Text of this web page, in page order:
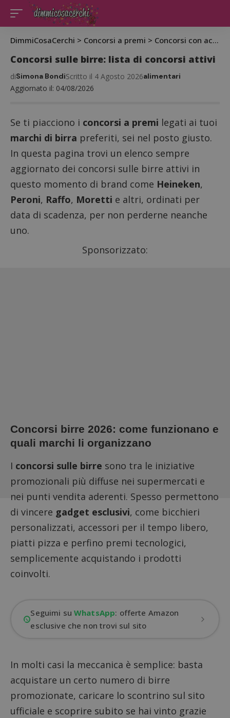
DimmiCosaCerchi > Concorsi a premi > Concorsi con acquisto
Concorsi sulle birre: lista di concorsi attivi
Aggiornato il: 04/08/2026
diSimona BondiScritto il 4 Agosto 2026alimentari
Se ti piacciono i concorsi a premi legati ai tuoi
marchi di birra preferiti, sei nel posto giusto.
In questa pagina trovi un elenco sempre
aggiornato dei concorsi sulle birre attivi in
questo momento di brand come Heineken,
Peroni, Raffo, Moretti e altri, ordinati per
data di scadenza, per non perderne neanche
uno.
Sponsorizzato:
Concorsi birre 2026: come funzionano e
quali marchi li organizzano
I concorsi sulle birre sono tra le iniziative
promozionali più diffuse nei supermercati e
nei punti vendita aderenti. Spesso permettono
di vincere gadget esclusivi, come bicchieri
personalizzati, accessori per il tempo libero,
piatti pizza e perfino premi tecnologici,
semplicemente acquistando i prodotti
coinvolti.
Seguimi suWhatsApp: offerte Amazon
esclusive che non trovi sul sito
In molti casi la meccanica è semplice: basta
acquistare un certo numero di birre
promozionate, caricare lo scontrino sul sito
ufficiale e scoprire subito se hai vinto grazie